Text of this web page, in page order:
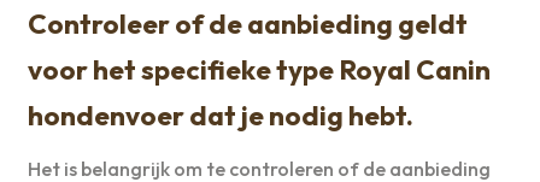
Controleer of de aanbieding geldt
voor het specifieke type Royal Canin
hondenvoer dat je nodig hebt.
Het is belangrijk om te controleren of de aanbieding